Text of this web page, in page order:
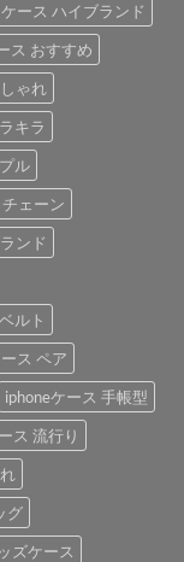
ース ハイブランド
ス おすすめ
ゃれ
キラ
ル
ェーン
ンド
ルト
ス ペア
iphoneケース 手帳型
ス 流行り
グ
ズケース